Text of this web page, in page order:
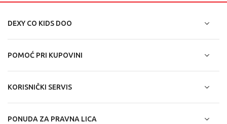
DEXY CO KIDS DOO
POMOĆ PRI KUPOVINI
KORISNIČKI SERVIS
PONUDA ZA PRAVNA LICA